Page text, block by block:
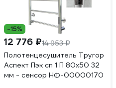
-15%
12 776 ₽14 953 ₽
Полотенцесушитель Тругор
Аспект Пэк сп 1 П 80х50 32
мм - сенсор НФ-00000170